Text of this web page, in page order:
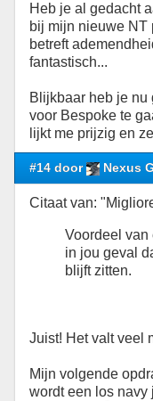
Heb je al gedacht
bij mijn nieuwe NT
betreft
fantastisch...
Blijkbaar heb je nu
voor Bespoke te
lijkt me prijzig en
#14 door Nexus
Citaat van:
Voordeel van
in jou geval
blijft zitten.
Juist! Het valt veel
Mijn volgende
wordt een los navy